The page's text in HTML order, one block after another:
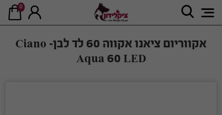
0
אקווריום ציאנו אקווה 60 לד לבן- Ciano
Aqua 60 LED